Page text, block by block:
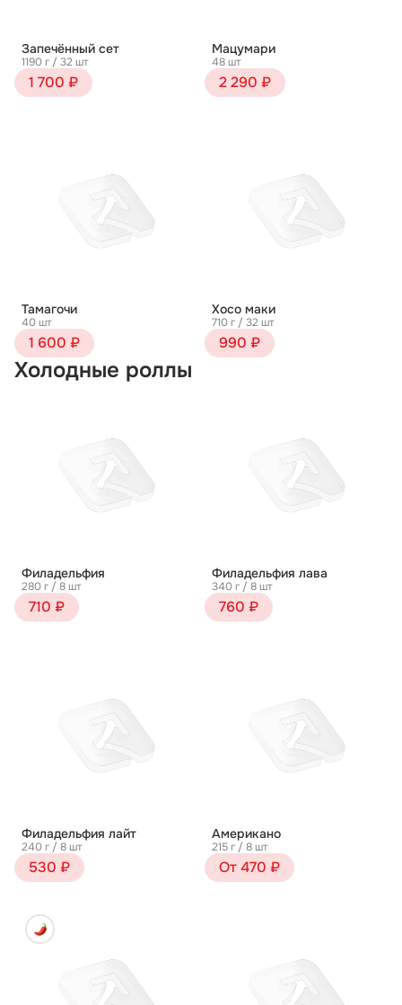
Запечённый сет
1190 г / 32 шт
1 700 ₽
Мацумари
48 шт
2 290 ₽
Тамагочи
40 шт
1 600 ₽
Хосо маки
710 г / 32 шт
990 ₽
Холодные роллы
Филадельфия
280 г / 8 шт
710 ₽
Филадельфия лава
340 г / 8 шт
760 ₽
Филадельфия лайт
240 г / 8 шт
530 ₽
Американо
215 г / 8 шт
От 470 ₽